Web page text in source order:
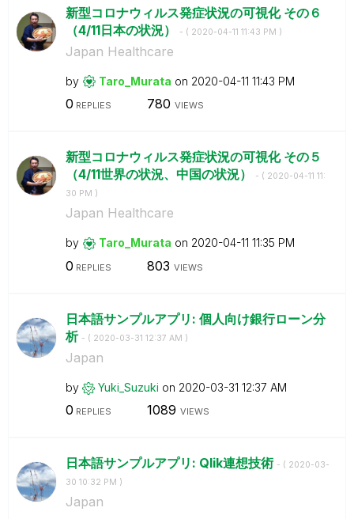
新型コロナウィルス発症状況の可視化 その６
（4/11日本の状況）
- ( ‎2020-04-11 11:43 PM )
Japan Healthcare
by Taro_Murata on ‎2020-04-11 11:43 PM
0 REPLIES 780 VIEWS
新型コロナウィルス発症状況の可視化 その５
（4/11世界の状況、中国の状況）
- ( ‎2020-04-11 11:
30 PM )
Japan Healthcare
by Taro_Murata on ‎2020-04-11 11:35 PM
0 REPLIES 803 VIEWS
日本語サンプルアプリ: 個人向け銀行ローン分
析 - ( ‎2020-03-31 12:37 AM )
Japan
by Yuki_Suzuki on ‎2020-03-31 12:37 AM
0 REPLIES 1089 VIEWS
日本語サンプルアプリ: Qlik連想技術 - ( ‎2020-03-
30 10:32 PM )
Japan